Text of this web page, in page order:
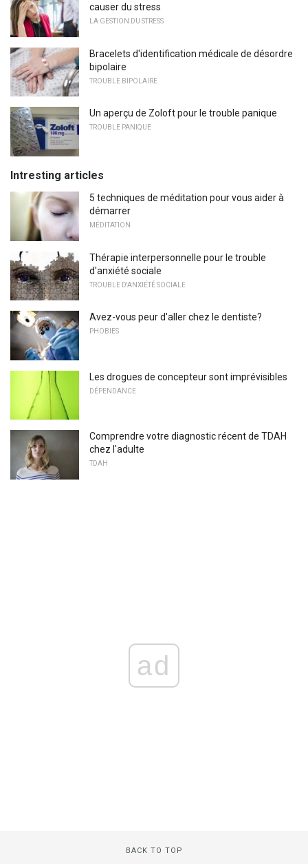
causer du stress
LA GESTION DU STRESS
Bracelets d'identification médicale de désordre
bipolaire
TROUBLE BIPOLAIRE
Un aperçu de Zoloft pour le trouble panique
TROUBLE PANIQUE
Intresting articles
5 techniques de méditation pour vous aider à
démarrer
MÉDITATION
Thérapie interpersonnelle pour le trouble
d'anxiété sociale
TROUBLE D'ANXIÉTÉ SOCIALE
Avez-vous peur d'aller chez le dentiste?
PHOBIES
Les drogues de concepteur sont imprévisibles
DÉPENDANCE
Comprendre votre diagnostic récent de TDAH
chez l'adulte
TDAH
ad
BACK TO TOP